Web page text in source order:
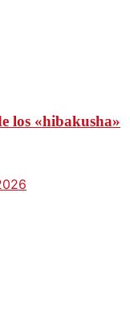
los «hibakusha»